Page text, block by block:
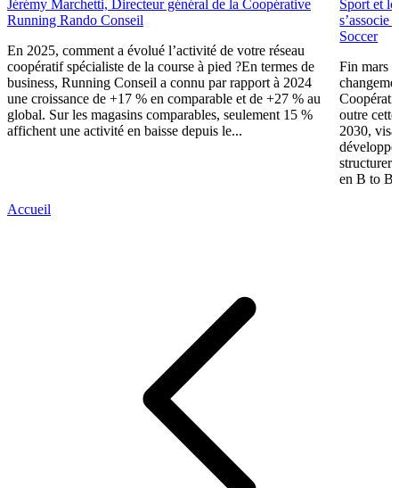
Jérémy Marchetti, Directeur général de la Coopérative
Running Rando Conseil
En 2025, comment a évolué l’activité de votre réseau
coopératif spécialiste de la course à pied ?En termes de
business, Running Conseil a connu par rapport à 2024
une croissance de +17 % en comparable et de +27 % au
global. Sur les magasins comparables, seulement 15 %
affichent une activité en baisse depuis le...
Sport et
s’associe
Soccer
Fin mars
outre
2030,
structurer
en B to
Accueil